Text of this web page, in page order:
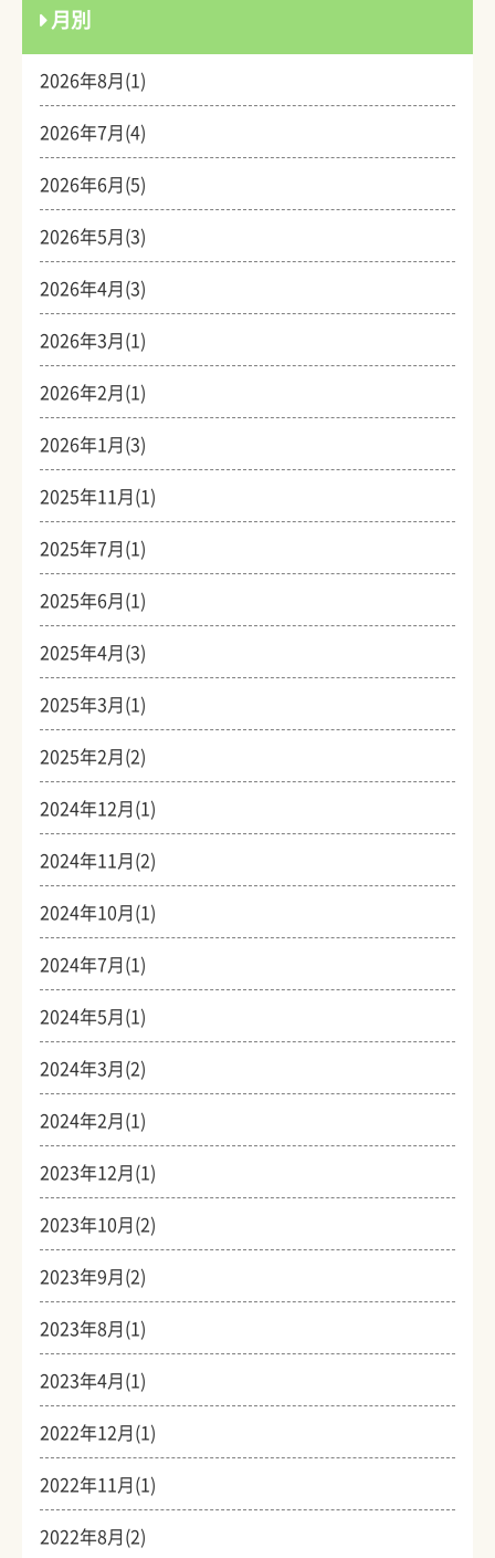
月別
2026年8月(1)
2026年7月(4)
2026年6月(5)
2026年5月(3)
2026年4月(3)
2026年3月(1)
2026年2月(1)
2026年1月(3)
2025年11月(1)
2025年7月(1)
2025年6月(1)
2025年4月(3)
2025年3月(1)
2025年2月(2)
2024年12月(1)
2024年11月(2)
2024年10月(1)
2024年7月(1)
2024年5月(1)
2024年3月(2)
2024年2月(1)
2023年12月(1)
2023年10月(2)
2023年9月(2)
2023年8月(1)
2023年4月(1)
2022年12月(1)
2022年11月(1)
2022年8月(2)